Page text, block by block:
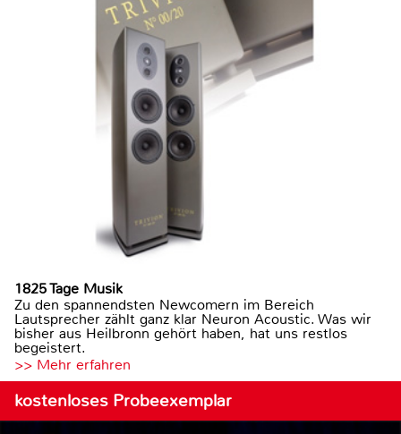
1825 Tage Musik
Zu den spannendsten Newcomern im Bereich
Lautsprecher zählt ganz klar Neuron Acoustic. Was wir
bisher aus Heilbronn gehört haben, hat uns restlos
begeistert.
>> Mehr erfahren
kostenloses Probeexemplar